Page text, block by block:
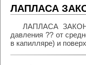
ЛАПЛАСА
ЛАПЛАСА ЗАКОН,
давления ?? от
в капилляре) и